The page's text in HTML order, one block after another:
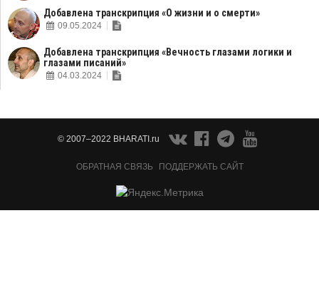
Добавлена транскрипция «О жизни и о смерти»
09.05.2024
Добавлена транскрипция «Вечность глазами логики и
глазами писаний»
04.03.2024
© 2007–2022 BHARATI.ru
ОБРАТНАЯ СВЯЗЬ ПОДДЕРЖАТЬ САЙТ